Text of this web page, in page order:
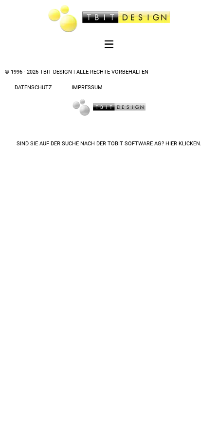
© 1996 - 2026 TBIT DESIGN | ALLE RECHTE VORBEHALTEN
DATENSCHUTZ IMPRESSUM
SIND SIE AUF DER SUCHE NACH DER TOBIT SOFTWARE AG? HIER KLICKEN.